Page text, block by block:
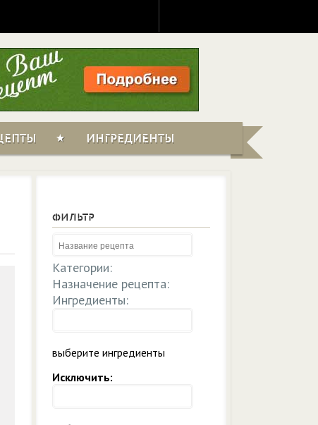
ИНГРЕДИЕНТЫ
ФИЛЬТР
Категории:
Назначение рецепта:
Ингредиенты:
выберите ингредиенты
Исключить: